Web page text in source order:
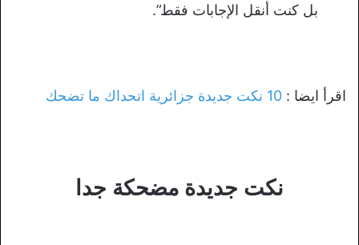
بل كنت أنقل الإجابات فقط”.
اقرأ ايضا : 10 نكت جديدة جزائرية اتحداك ما تضحك
نكت جديدة مضحكة جدا